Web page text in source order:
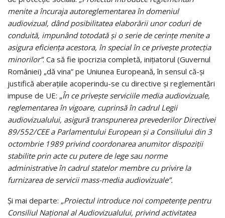
menite a încuraja autoreglementarea în domeniul
audiovizual, dând posibilitatea elaborării unor coduri de
conduită, impunând totodată și o serie de cerințe menite a
asigura eficiența acestora, în special în ce privește protecția
minorilor”. Ca să fie ipocrizia completă, inițiatorul (Guvernul
României) „dă vina” pe Uniunea Europeană, în sensul că-și
justifică aberațiile acoperindu-se cu directive și reglementări
impuse de UE: „În ce privește serviciile media audiovizuale,
reglementarea în vigoare, cuprinsă în cadrul Legii
audiovizualului, asigură transpunerea prevederilor Directivei
89/552/CEE a Parlamentului European și a Consiliului din 3
octombrie 1989 privind coordonarea anumitor dispoziții
stabilite prin acte cu putere de lege sau norme
administrative în cadrul statelor membre cu privire la
furnizarea de servicii mass-media audiovizuale”.
Și mai departe: „Proiectul introduce noi competențe pentru
Consiliul Național al Audiovizualului, privind activitatea